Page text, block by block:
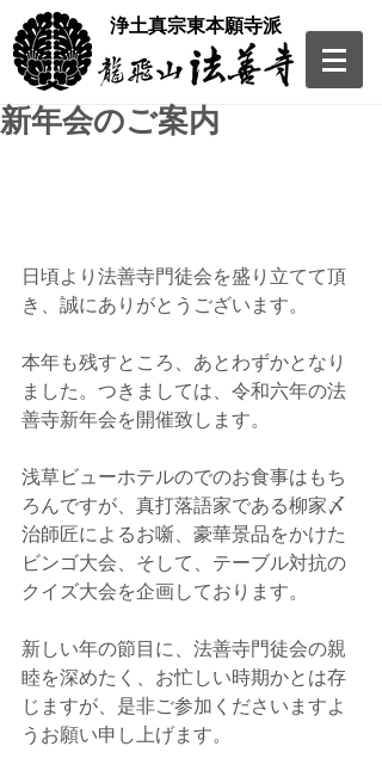
​浄土真宗東本願寺派
新年会のご案内
日頃より法善寺門徒会を盛り立てて頂
き、誠にありがとうございます。
本年も残すところ、あとわずかとなり
ました。つきましては、令和六年の法
善寺新年会を開催致します。
浅草ビューホテルのでのお食事はもち
ろんですが、真打落語家である柳家〆
治師匠によるお噺、豪華景品をかけた
ビンゴ大会、そして、テーブル対抗の
クイズ大会を企画しております。
新しい年の節目に、法善寺門徒会の親
睦を深めたく、お忙しい時期かとは存
じますが、是非ご参加くださいますよ
うお願い申し上げます。